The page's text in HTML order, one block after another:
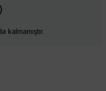
kalmamıştır.